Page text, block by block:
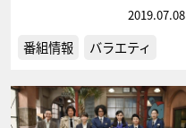
2019.07.08
番組情報 バラエティ